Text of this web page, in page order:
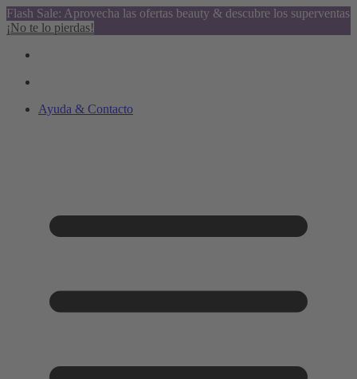
Flash Sale: Aprovecha las ofertas beauty & descubre los superventas
¡No te lo pierdas!
Ayuda & Contacto